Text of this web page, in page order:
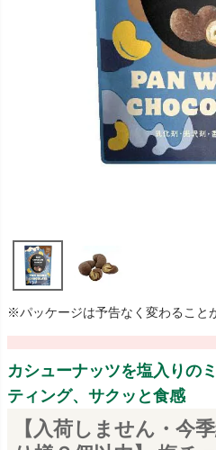
※パッケージは予告なく変わること
カシューナッツを塩入りの
ティング、サクッと食感
【入荷しません・今